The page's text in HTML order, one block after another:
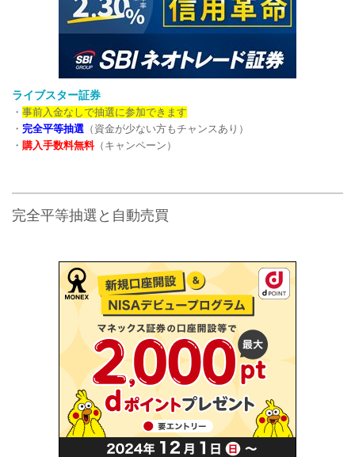
ライブスター証券
・ 事前入金なしで抽選に参加できます
・ 完全平等抽選 （資金が少ない方もチャンスあり）
・ 購入手数料無料（キャンペーン）
完全平等抽選と自動売買